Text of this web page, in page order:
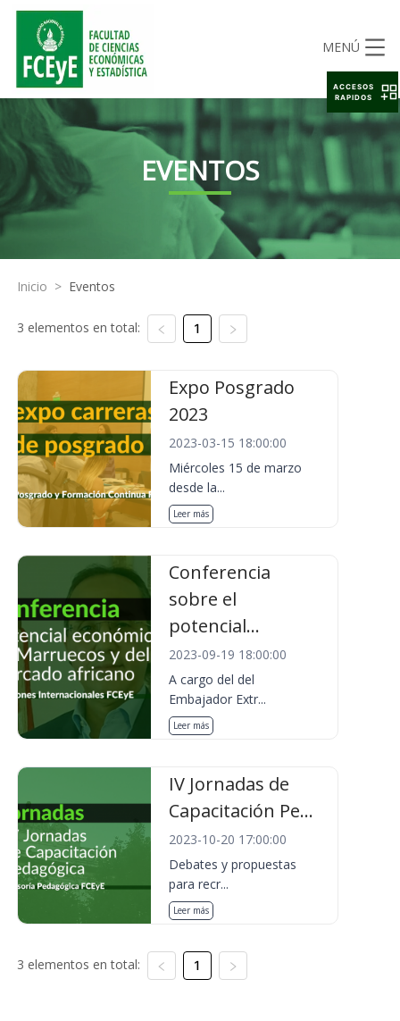
MENÚ
EVENTOS
Inicio > Eventos
3 elementos en total: 1
Expo Posgrado
2023
2023-03-15 18:00:00
Miércoles 15 de marzo
desde la...
Leer más
Conferencia
sobre el
potencial...
2023-09-19 18:00:00
A cargo del del
Embajador Extr...
Leer más
IV Jornadas de
Capacitación Pe...
2023-10-20 17:00:00
Debates y propuestas
para recr...
Leer más
3 elementos en total: 1
ACCESOS
RAPIDOS